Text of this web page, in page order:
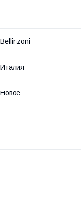
Bellinzoni
Италия
Новое